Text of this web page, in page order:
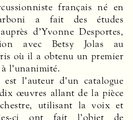
français né en
a fait des études
d’Yvonne Desportes,
avec Betsy Jolas au
où il a obtenu un premier
l’unanimité.
l’auteur d’un catalogue
œuvres allant de la pièce
utilisant la voix et
ci ont fait l’objet de